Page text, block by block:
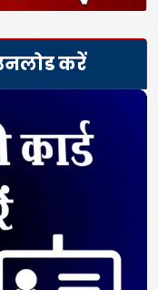
करें